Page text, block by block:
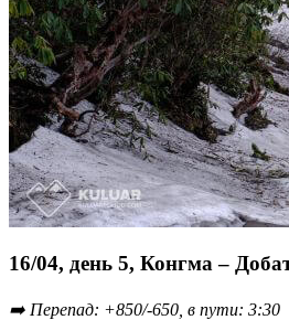
16/04, день 5, Конгма –
➡️ Перепад: +850/-650, в пути: 3:30